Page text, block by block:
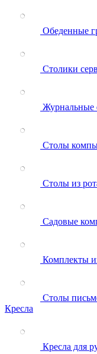
Обеденные
Столики
Журнальные
Столы
Столы из
Садовые
Комплекты
Столы
Кресла
Кресла для